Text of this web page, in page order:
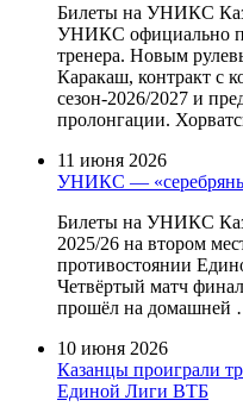
Билеты на УНИКС
УНИКС официально
тренера. Новым
Каракаш, контракт с
сезон-2026/2027 и
пролонгации.
11 июня 2026
УНИКС —
Билеты на УНИКС
2025/26 на втором
противостоянии
Четвёртый матч
прошёл на домашней
10 июня 2026
Казанцы проиграли
Единой Лиги ВТБ